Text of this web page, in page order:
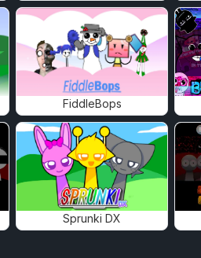
FiddleBops
Sprunki DX